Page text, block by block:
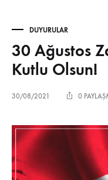
DUYURULAR
30 Ağustos
Kutlu Olsun!
30/08/2021 0